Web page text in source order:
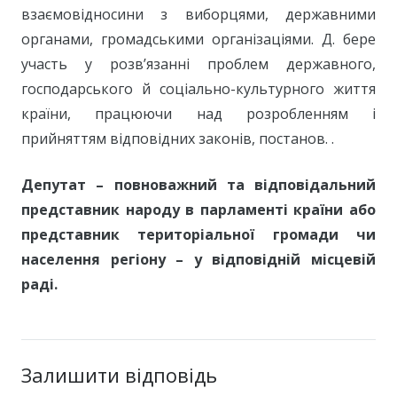
взаємовідносини з виборцями, державними
органами, громадськими організаціями. Д. бере
участь у розв’язанні проблем державного,
господарського й соціально-культурного життя
країни, працюючи над розробленням і
прийняттям відповідних законів, постанов. .
Депутат – повноважний та відповідальний
представник народу в парламенті країни або
представник територіальної громади чи
населення регіону – у відповідній місцевій
раді.
Залишити відповідь